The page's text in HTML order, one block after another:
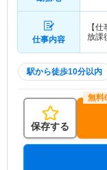
仕事内容
【
放課
駅から徒歩10分以内
保存する